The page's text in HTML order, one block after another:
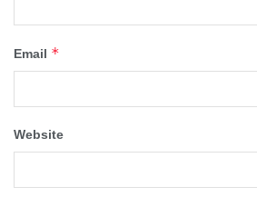
Email *
Website